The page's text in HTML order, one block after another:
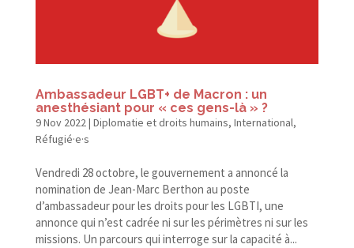
Ambassadeur LGBT+ de Macron : un
anesthésiant pour « ces gens-là » ?
9 Nov 2022| Diplomatie et droits humains, International,
Réfugié·e·s
Vendredi 28 octobre, le gouvernement a annoncé la
nomination de Jean-​Marc Berthon au poste
d’ambassadeur pour les droits pour les LGBTI, une
annonce qui n’est cadrée ni sur les périmètres ni sur les
missions. Un parcours qui interroge sur la capacité à...